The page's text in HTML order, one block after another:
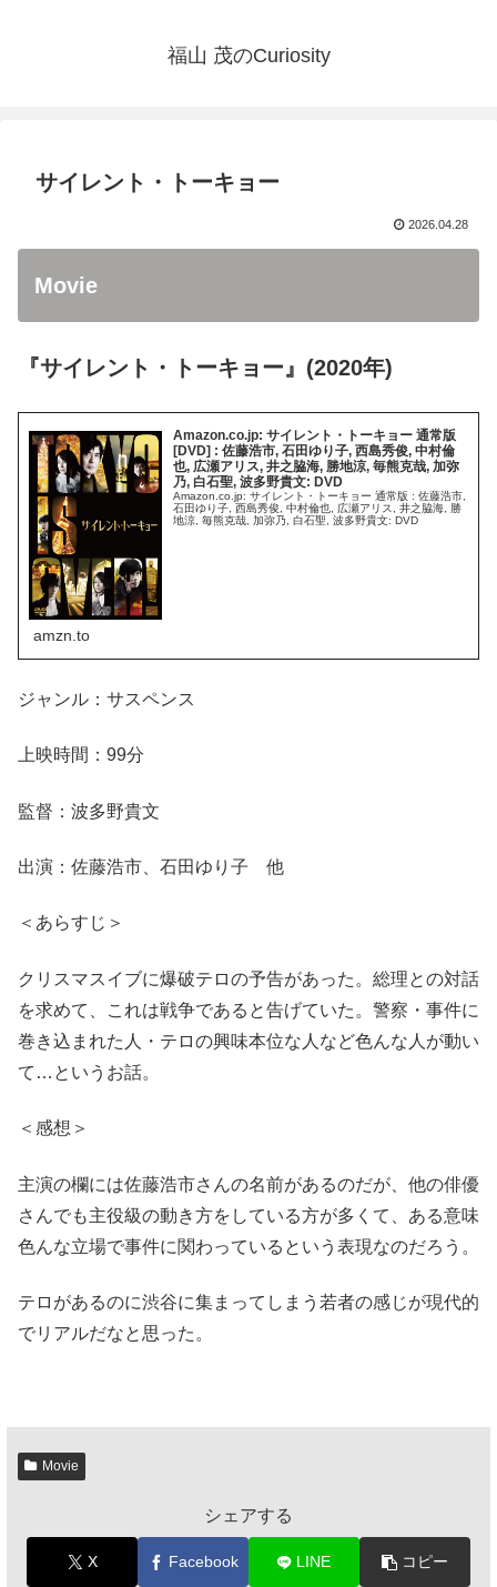
福山 茂のCuriosity
サイレント・トーキョー
2026.04.28
Movie
『サイレント・トーキョー』(2020年)
Amazon.co.jp: サイレント・トーキョー 通常版
[DVD] : 佐藤浩市, 石田ゆり子, 西島秀俊, 中村倫
也, 広瀬アリス, 井之脇海, 勝地涼, 毎熊克哉, 加弥
乃, 白石聖, 波多野貴文: DVD
Amazon.co.jp: サイレント・トーキョー 通常版 : 佐藤浩市,
石田ゆり子, 西島秀俊, 中村倫也, 広瀬アリス, 井之脇海, 勝
地涼, 毎熊克哉, 加弥乃, 白石聖, 波多野貴文: DVD
amzn.to
ジャンル：サスペンス
上映時間：99分
監督：波多野貴文
出演：佐藤浩市、石田ゆり子 他
＜あらすじ＞
クリスマスイブに爆破テロの予告があった。総理との対話
を求めて、これは戦争であると告げていた。警察・事件に
巻き込まれた人・テロの興味本位な人など色んな人が動い
て…というお話。
＜感想＞
主演の欄には佐藤浩市さんの名前があるのだが、他の俳優
さんでも主役級の動き方をしている方が多くて、ある意味
色んな立場で事件に関わっているという表現なのだろう。
テロがあるのに渋谷に集まってしまう若者の感じが現代的
でリアルだなと思った。
Movie
シェアする
X Facebook LINE コピー